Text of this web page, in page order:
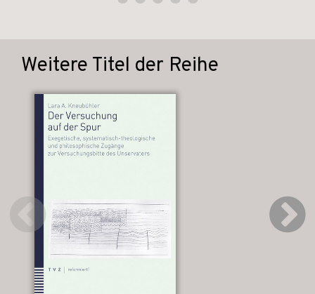
Weitere Titel der Reihe